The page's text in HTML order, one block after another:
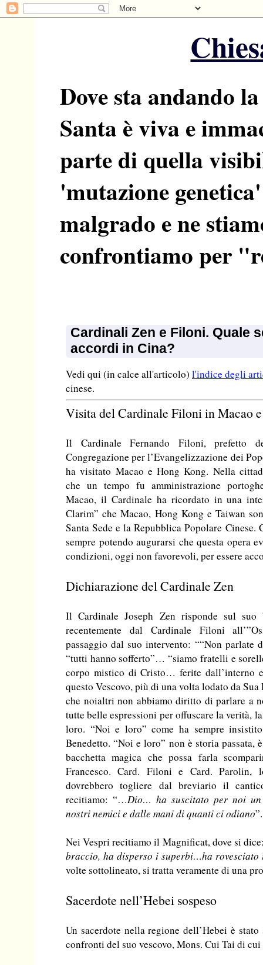
Dove sta andando
Santa è viva e
parte di quella
'mutazione
malgrado e ne
confrontiamo per
Cardinali Zen e Filoni. Quale
accordi in Cina?
Vedi qui (in calce all'articolo) l'indice degli
cinese.
Visita del Cardinale Filoni in Macao
Il Cardinale Fernando Filoni, prefetto
Congregazione per l’Evangelizzazione dei
ha visitato Macao e Hong Kong. Nella
che un tempo fu amministrazione
Macao, il Cardinale ha ricordato in una
Clarim” che Macao, Hong Kong e Taiwan
Santa Sede e la Repubblica Popolare Cinese.
sempre potendo augurarsi che questa opera
condizioni, oggi non favorevoli, per essere
Dichiarazione del Cardinale Zen
Il Cardinale Joseph Zen risponde sul
recentemente dal Cardinale Filoni
passaggio dal suo intervento: ““Non
“tutti hanno sofferto”… “siamo fratelli e
corpo mistico di Cristo… ferite dall’interno
questo Vescovo, più di una volta lodato da
che noialtri non abbiamo diritto di parlare a
tutte belle espressioni per offuscare la verità,
loro. “Noi e loro” come ha sempre
Benedetto. “Noi e loro” non è storia passata,
bacchetta magica che possa farla
Francesco. Card. Filoni e Card. Parolin,
dovrebbero togliere dal breviario il
recitiamo: “…Dio… ha suscitato per noi un
nostri nemici e dalle mani di quanti ci odiano”.
Nei Vespri recitiamo il Magnificat, dove si
braccio, ha disperso i superbi…ha
volte sottolineato, si tratta veramente di una
Sacerdote nell’Hebei sospeso
Un sacerdote nella regione dell’Hebei è
confronti del suo vescovo, Mons. Cui Tai di